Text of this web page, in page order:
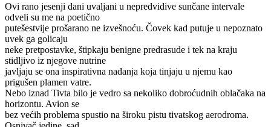
Ovi rano jesenji dani uvaljani u nepredvidive sunčane intervale
odveli su me na poetično
putešestvije prošarano ne izvešnoću. Čovek kad putuje u nepoznato
uvek ga golicaju
neke pretpostavke, štipkaju benigne predrasude i tek na kraju
stidljivo iz njegove nutrine
javljaju se ona inspirativna nadanja koja tinjaju u njemu kao
prigušen plamen vatre.
Nebo iznad Tivta bilo je vedro sa nekoliko dobroćudnih oblačaka na
horizontu. Avion se
bez većih problema spustio na široku pistu tivatskog aerodroma.